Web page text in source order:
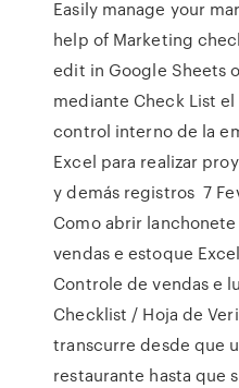
Easily manage your
help of Marketing
edit in Google Sheets
mediante Check List
control interno de la
Excel para realizar
y demás registros 7
Como abrir
vendas e estoque
Controle de vendas e
Checklist / Hoja de
transcurre desde que
restaurante hasta que